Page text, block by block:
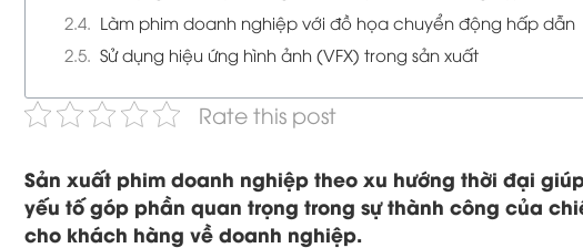
Làm phim doanh nghiệp với đồ họa chuyển động hấp dẫn
Sử dụng hiệu ứng hình ảnh (VFX) trong sản xuất
Rate this post
Sản xuất phim doanh nghiệp theo xu hướng thời đại
yếu tố góp phần quan trọng trong sự thành công của
cho khách hàng về doanh nghiệp.